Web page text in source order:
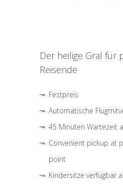
Der heilige Gral für
Reisende
Festpreis
Automatische
45 Minuten Wartezeit
Convenient pickup at
point
Kindersitze verfügbar